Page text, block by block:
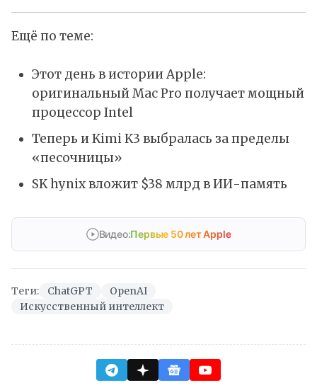
Ещё по теме:
Этот день в истории Apple:
оригинальный Mac Pro получает мощный
процессор Intel
Теперь и Kimi K3 выбралась за пределы
«песочницы»
SK hynix вложит $38 млрд в ИИ-память
Видео:Первые 50 лет Apple
Теги: ChatGPT
OpenAI
Искусственный интеллект